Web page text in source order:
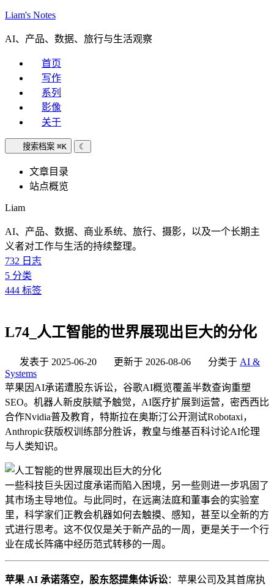
Liam's Notes
AI、产品、数据、旅行与生活观察
首页
写作
系列
影像
关于
搜索档案 ⌘K ☾
文章目录
站点概览
Liam
AI、产品、数据、商业系统、旅行、摄影，以及一个长期主
义者对工作与生活的持续整理。
732 日志
5 分类
444 标签
L74_人工智能的世界展现出巨大的分化
发表于 2025-06-20 更新于 2026-08-06 分类于 AI &
Systems
苹果因AI承诺遭股东诉讼，谷歌AI概览覆盖半数查询重塑
SEO。机器人新皮肤赋予触觉，AI医疗扩展到运营，密西西比
合作Nvidia普及教育，特斯拉在奥斯汀公开测试Robotaxi，
Anthropic获版权训练部分胜诉，教皇与维基百科讨论AI伦理
与人类知识。
一些科技巨头因过度承诺而陷入困境，另一些则进一步巩固了
其市场主导地位。与此同时，在远离法庭和董事会的实验室
里，科学家们正教会机器如何去触摸、感知，甚至以全新的方
式进行思考。这不仅仅是关于新产品的一周，更是关于一个行
业在成长阵痛中经历范式转移的一周。
苹果 AI 承诺落空，股东怒提集体诉讼：苹果公司及其首席执